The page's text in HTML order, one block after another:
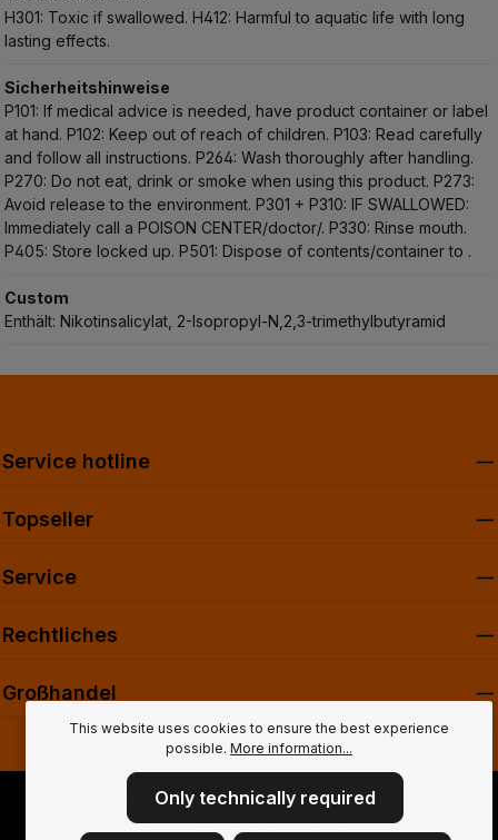
H301: Toxic if swallowed.H412: Harmful to aquatic life with long
lasting effects.
Sicherheitshinweise
P101: If medical advice is needed, have product container or label
at hand.P102: Keep out of reach of children.P103: Read carefully
and follow all instructions.P264: Wash thoroughly after handling.
P270: Do not eat, drink or smoke when using this product.P273:
Avoid release to the environment.P301 + P310: IF SWALLOWED:
Immediately call a POISON CENTER/doctor/.P330: Rinse mouth.
P405: Store locked up.P501: Dispose of contents/container to .
Custom
Enthält: Nikotinsalicylat, 2-Isopropyl-N,2,3-trimethylbutyramid
Service hotline
Topseller
Service
Rechtliches
Großhandel
* All prices incl. tax plusshipping costsand possible delivery
charges, if not stated otherwise.
This website uses cookies to ensure the best experience
possible. More information...
Only technically required